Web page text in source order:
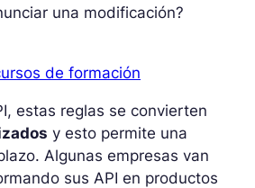
una modificación?
de formación
estas reglas se convierten
y esto permite una
Algunas empresas van
sus API en productos